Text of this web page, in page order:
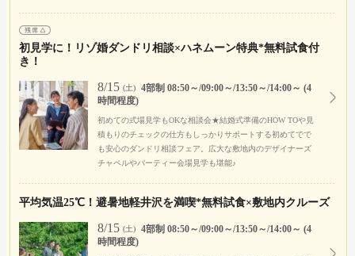
初見学に！リゾ婚ダンドリ相談×ハネムーン特典*無料試食付
き！
8/15 (土)
4部制 08:50～/09:00～/13:50～/14:00～ (4
時間程度)
初めての式場見学もOKな相談会★結婚式準備のHOW TOや見
積もりのチェックの仕方もしっかりサポートする初めてでで
も安心のダンドリ相談フェア。広大な敷地内のデザイナーズ
チャペルやパーティー会場見学も堪能♪
平均気温25℃！避暑地軽井沢を満喫*無料試食×敷地内クルーズ
8/15 (土)
4部制 08:50～/09:00～/13:50～/14:00～ (4
時間程度)